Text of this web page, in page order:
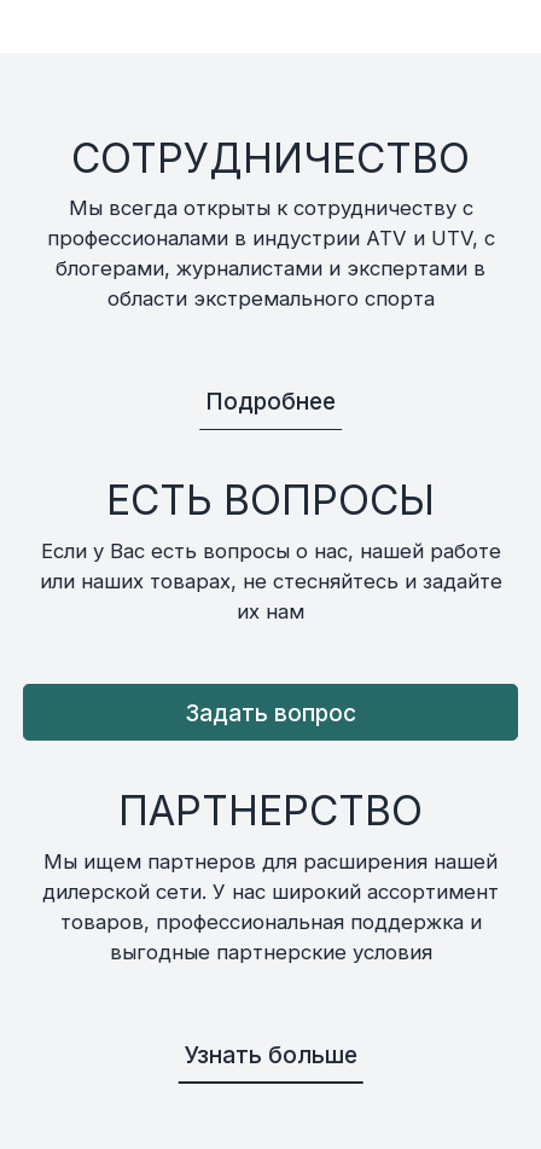
СОТРУДНИЧЕСТВО
Мы всегда открыты к сотрудничеству с
профессионалами в индустрии ATV и UTV, с
блогерами, журналистами и экспертами в
области экстремального спорта
Подробнее
ЕСТЬ ВОПРОСЫ
Если у Вас есть вопросы о нас, нашей работе
или наших товарах, не стесняйтесь и задайте
их нам
Задать вопрос
ПАРТНЕРСТВО
Мы ищем партнеров для расширения нашей
дилерской сети. У нас широкий ассортимент
товаров, профессиональная поддержка и
выгодные партнерские условия
Узнать больше